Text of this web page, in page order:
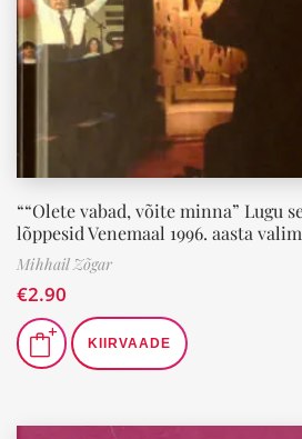
““Olete vabad, võite minna” Lugu
lõppesid Venemaal 1996. aasta
Mihhail Zõgar
€2.90
KIIRVAADE